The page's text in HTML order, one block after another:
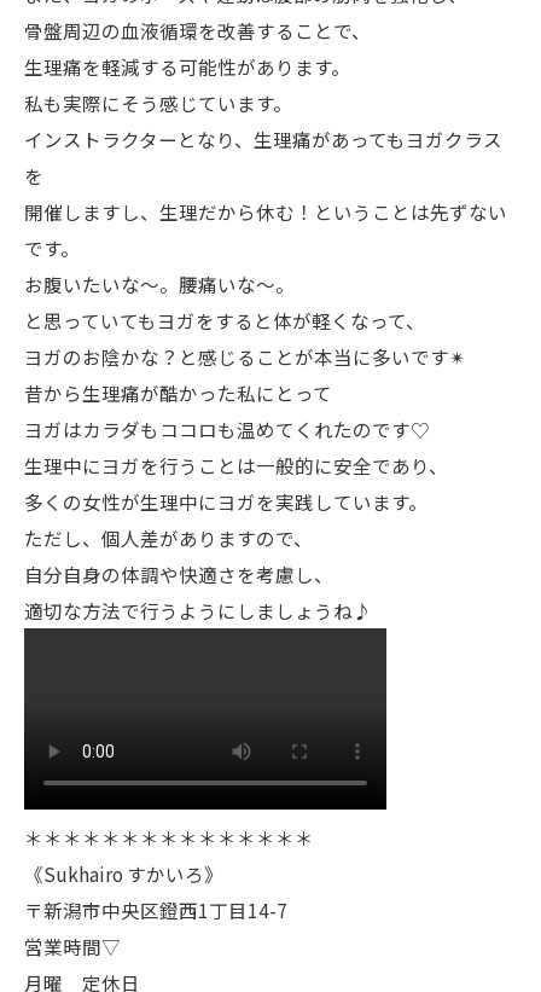
骨盤周辺の血液循環を改善することで、
生理痛を軽減する可能性があります。
私も実際にそう感じています。
インストラクターとなり、生理痛があってもヨガクラス
を
開催しますし、生理だから休む！ということは先ずない
です。
お腹いたいな〜。腰痛いな〜。
と思っていてもヨガをすると体が軽くなって、
ヨガのお陰かな？と感じることが本当に多いです✴︎
昔から生理痛が酷かった私にとって
ヨガはカラダもココロも温めてくれたのです♡
生理中にヨガを行うことは一般的に安全であり、
多くの女性が生理中にヨガを実践しています。
ただし、個人差がありますので、
自分自身の体調や快適さを考慮し、
適切な方法で行うようにしましょうね♪
＊＊＊＊＊＊＊＊＊＊＊＊＊＊＊
《Sukhairo すかいろ》
〒新潟市中央区鐙西1丁目14-7
営業時間▽
月曜 定休日